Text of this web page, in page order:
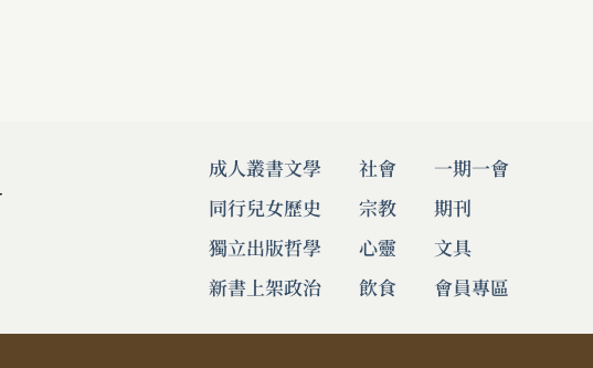
成人叢書
同行兒女
獨立出版
新書上架
文學
歷史
哲學
政治
社會
宗教
心靈
飲食
一期一會
期刊
文具
會員專區